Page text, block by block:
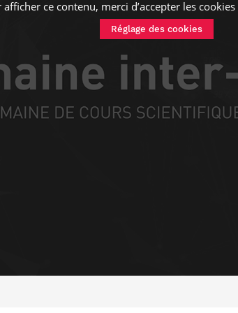
afficher ce contenu, merci d’accepter les cookies
Réglage des cookies